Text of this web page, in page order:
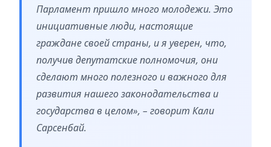
Парламент пришло много молодежи. Это
инициативные люди, настоящие
граждане своей страны, и я уверен, что,
получив депутатские полномочия, они
сделают много полезного и важного для
развития нашего законодательства и
государства в целом», – говорит Кали
Сарсенбай.